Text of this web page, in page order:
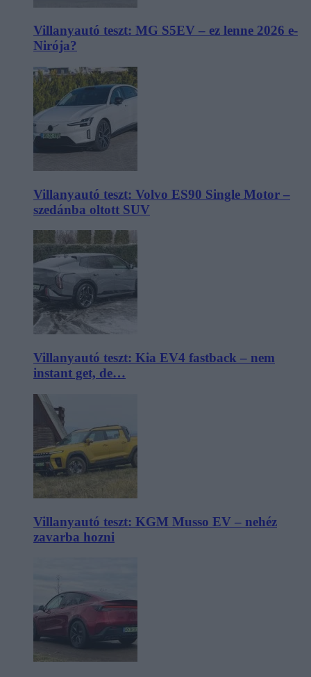
Villanyautó teszt: MG S5EV – ez lenne 2026 e-
Nirója?
Villanyautó teszt: Volvo ES90 Single Motor –
szedánba oltott SUV
Villanyautó teszt: Kia EV4 fastback – nem
instant get, de…
Villanyautó teszt: KGM Musso EV – nehéz
zavarba hozni